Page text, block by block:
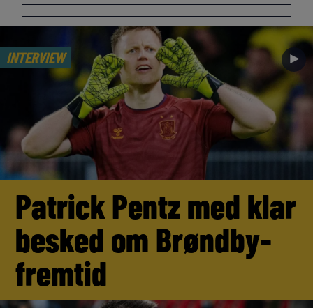
INTERVIEW ►
Patrick Pentz med klar
besked om Brøndby-
fremtid